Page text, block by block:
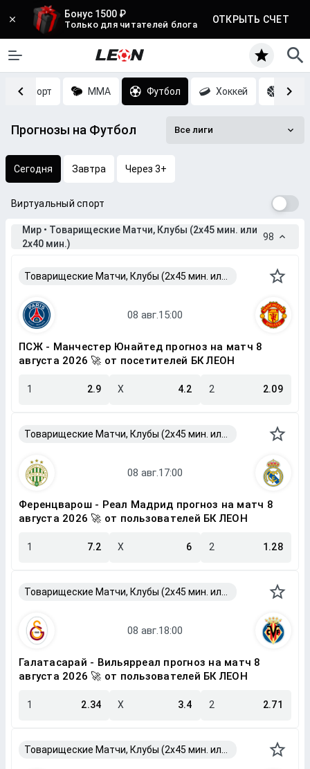
Бонус 1500 ₽
Только для читателей блога ОТКРЫТЬ СЧЕТ
MMA Футбол Хоккей
Прогнозы на Футбол Все лиги
Сегодня Завтра Через 3+
Виртуальный спорт
Мир • Товарищеские Матчи, Клубы (2x45 мин. или
2x40 мин.)
98
ПСЖ - Манчестер Юнайтед прогноз на матч 8
августа 2026 🚀 от посетителей БК ЛЕОН
1 2.9 X 4.2 2 2.09
Ференцварош - Реал Мадрид прогноз на матч 8
августа 2026 🚀 от пользователей БК ЛЕОН
1 7.2 X 6 2 1.28
Галатасарай - Вильярреал прогноз на матч 8
августа 2026 🚀 от пользователей БК ЛЕОН
1 2.34 X 3.4 2 2.71